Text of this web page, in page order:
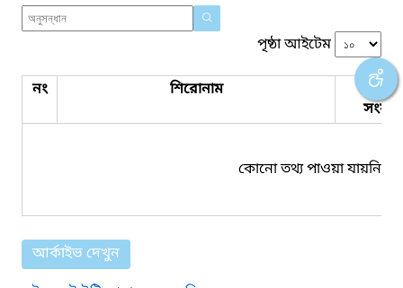
পৃষ্ঠা আইটেম
নং শিরোনাম
কোনো তথ্য পাওয়া যায়নি।
আর্কাইভ দেখুন